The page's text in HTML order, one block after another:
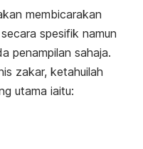
membicarakan
secara spesifik namun
penampilan sahaja.
zakar, ketahuilah
utama iaitu: